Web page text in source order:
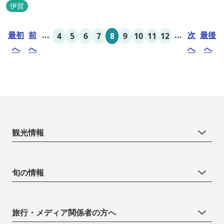
伊賀
最初
へ
前
へ
... 4 5 6 7 8 9 10 11 12 ... 次
へ
最後
へ
観光情報
旬の情報
旅行・メディア関係者の方へ